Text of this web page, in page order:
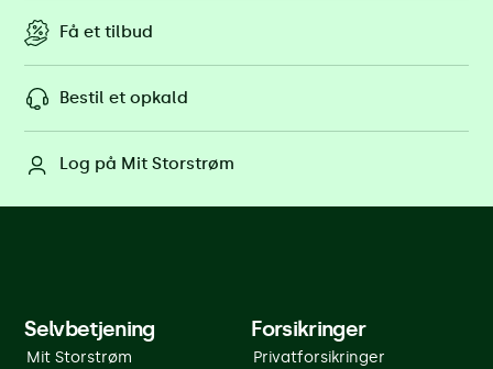
Få et tilbud
Bestil et opkald
Log på Mit Storstrøm
Selvbetjening
Mit Storstrøm
Forsikringer
Privatforsikringer